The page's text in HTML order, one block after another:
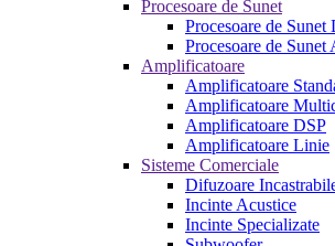
Procesoare de Sunet
Procesoare de Sunet
Procesoare de Sunet
Amplificatoare
Amplificatoare
Amplificatoare
Amplificatoare DSP
Amplificatoare Linie
Sisteme Comerciale
Difuzoare
Incinte Acustice
Incinte Specializate